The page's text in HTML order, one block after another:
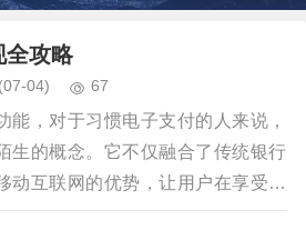
全攻略
(07-04) 67
能，对于习惯电子支付的人来说，
生的概念。它不仅融合了传统银行
动互联网的优势，让用户在享受便
定的现金使用场景下的灵活性和...